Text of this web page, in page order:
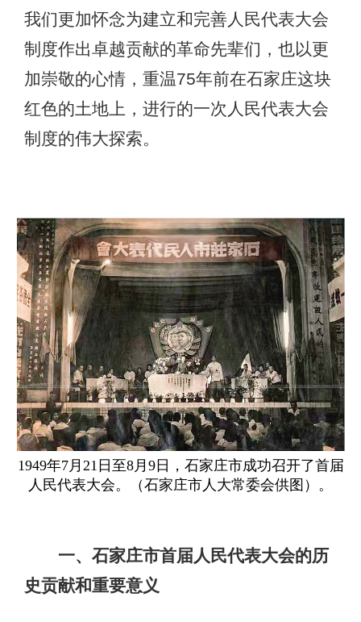
我们更加怀念为建立和完善人民代表大会
制度作出卓越贡献的革命先辈们，也以更
加崇敬的心情，重温75年前在石家庄这块
红色的土地上，进行的一次人民代表大会
制度的伟大探索。
1949年7月21日至8月9日，石家庄市成功召开了首届
人民代表大会。（石家庄市人大常委会供图）。
一、石家庄市首届人民代表大会的历
史贡献和重要意义